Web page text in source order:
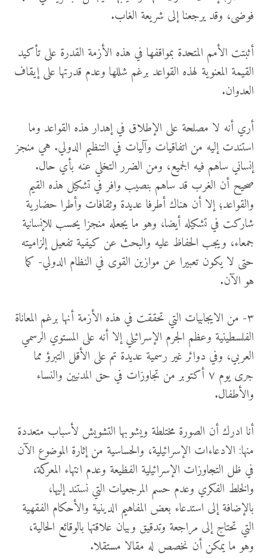
فوضى، وقد يرجعنا إلى شريعة الغاب.
أثبتت الأمم المتحدة بمواقفها في هذه الأزمة القدرة على تأكيد
القيمة المعنوية لهذه القواعد برغم شللها وعدم قدرتها على إيقاف
العدوان.
أري أنه لا مصلحة على الإطلاق في إهدار هذه القواعد وما
استندت إليه من اتفاقيات وآليات في التنظيم الدولي. هي منجز
إنساني ساهم فيه الجميع، ومن الضرر التخلي عنه بأي حال.
صحيح أن الغرب قد ساهم بنصيب وافر في تشكيل هذه القيم
والقواعد؛ إلا أن هناك أطرفا عديدة وثقافات وأطرا حضارية
شاركت في تشكيله أيضا، وهو ما يجعله منجزا يحسب للإنسانية
جمعاء، ويجب الحفاظ عليه والبحث عن كيفية تفعيل إلزاميته
حتى لا يكون تعبيرا عن موازين القوى في النظام الدولي- كما
هو الآن.
٣- من الايجابيات التي تحققت في هذه الأزمة أنها برغم المعاناة
الفلسطينية وعظم الجرم الإسرائيلي إلا أنه على المستوي الرسمي
العربي، وفي دوائر غير رسمية عديدة تم على الأقل التبرؤ مما
جرى يوم ٧ أكتوبر من تجاوزات في حق المدنيين والنساء
والأطفال.
أنا ادرك أن الصورة مختلطة ويشوبها التشويش لأسباب متعددة
منها: الادعاءات الإسرائيلية، والحساسية من إثارة الموضوع الآن
في ظل التجاوزات الإسرائيلية الفظيعة وعدم انتهاء المعركة،
والخلط الفكري وعدم حسم المرجعيات التي نستند إليها،
بالإضافة إلى استدعاء بعض المفاهيم الدينية والأحكام الفقهية
التي تحتاج إلى مراجعة وتدقيق وبيان علاقتها بالوقائع الحالية،
وهو ما يمكن أن نخصص له مقالا مستقلا.